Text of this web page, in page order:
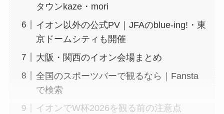
タウンkaze・mori
イオン以外の公式PV｜JFAのblue-ing!・東
京ドームシティも開催
大阪・関西のイオン会場まとめ
全国のスポーツバーで観るなら｜Fansta
で検索
イオンでW杯2026を観る前の注意点